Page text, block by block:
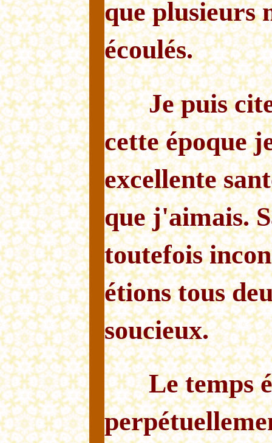
que plusieurs
écoulés.
Je puis
cette époque
excellente
que j'aimais.
toutefois
étions tous
soucieux.
Le temps